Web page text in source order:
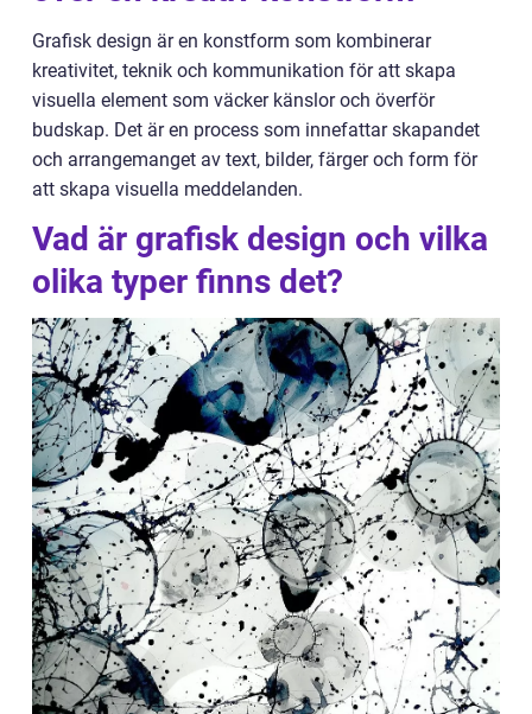
Grafisk design är en konstform som kombinerar
kreativitet, teknik och kommunikation för att skapa
visuella element som väcker känslor och överför
budskap. Det är en process som innefattar skapandet
och arrangemanget av text, bilder, färger och form för
att skapa visuella meddelanden.
Vad är grafisk design och vilka
olika typer finns det?